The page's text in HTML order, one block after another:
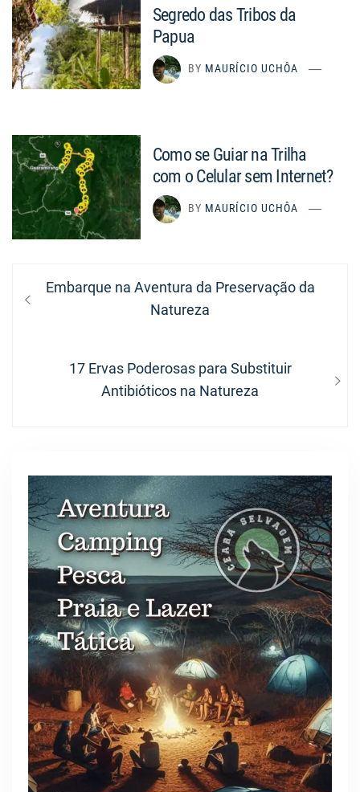
Segredo das Tribos da
Papua
BY MAURÍCIO UCHÔA
Como se Guiar na Trilha
com o Celular sem Internet?
BY MAURÍCIO UCHÔA
Navegação
de
Previous
Embarque na Aventura da Preservação da
Natureza
Next
17 Ervas Poderosas para Substituir
Antibióticos na Natureza